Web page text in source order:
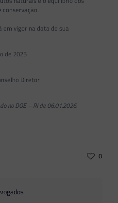
conservação.
vigor na data de sua
de 2025
Diretor
no DOE – RJ de 06.01.2026.
0